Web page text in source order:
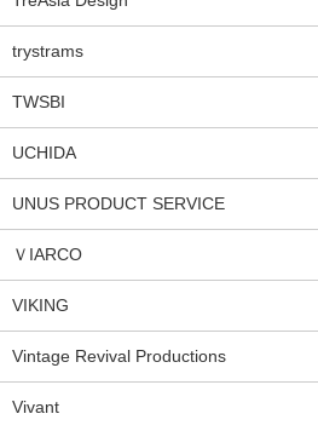
trystrams
TWSBI
UCHIDA
UNUS PRODUCT SERVICE
ＶIARCO
VIKING
Vintage Revival Productions
Vivant